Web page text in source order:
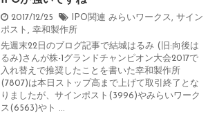
2017/12/25 IPO関連 みらいワークス , サイン
ポスト , 幸和製作所
先週末22日のブログ記事で結城はるみ (旧:向後は
るみ)さんが株-1グランドチャンピオン大会2017で
入れ替えで推奨したことを書いた幸和製作所
(7807)は本日ストップ高まで上げて取引終了とな
りましたが、サインポスト(3996)やみらいワーク
ス(6563)やト ...